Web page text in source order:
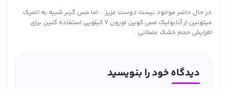
در حال حاضر موحود نیست دوست عزیز .. اما مس گینر شبیه به اتمیک
میتونین از آنابولیک مس کوین لورون 7 کیلویی استفاده کنین برای
افزایش حجم خشک عضلانی .
دیدگاه خود را بنویسید